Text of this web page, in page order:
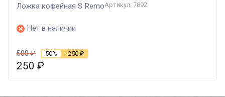
Ложка кофейная S RemoАртикул: 7892
Нет в наличии
500₽ 50% - 250 ₽
250 ₽